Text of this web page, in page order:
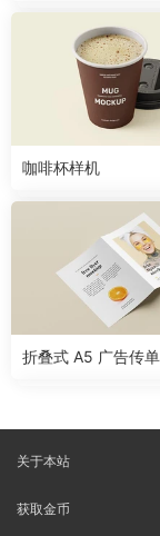
咖啡杯样机
折叠式 A5 广告传
关于本站
获取金币